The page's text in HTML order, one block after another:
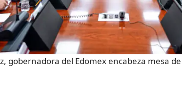
gobernadora del Edomex encabeza mesa